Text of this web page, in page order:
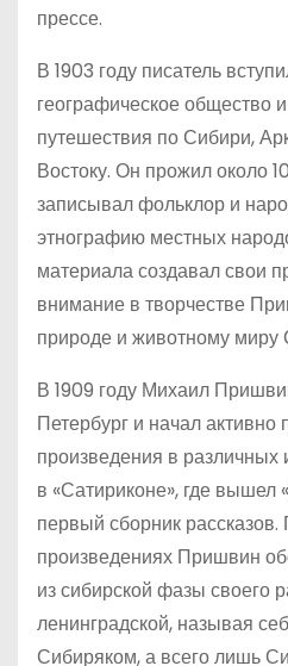
прессе.
В 1903 году писатель
географическое общество
путешествия по Сибири,
Востоку. Он прожил около
записывал фольклор и
этнографию местных
материала создавал свои
внимание в творчестве
природе и животному миру
В 1909 году Михаил
Петербург и начал активно
произведения в различных
в «Сатириконе», где вышел
первый сборник
произведениях Пришвин
из сибирской фазы своего
ленинградской, называя
Сибиряком, а всего лишь